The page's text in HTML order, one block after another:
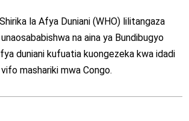
la Afya Duniani (WHO) lilitangaza
na aina ya Bundibugyo
duniani kufuatia kuongezeka kwa idadi
mashariki mwa Congo.